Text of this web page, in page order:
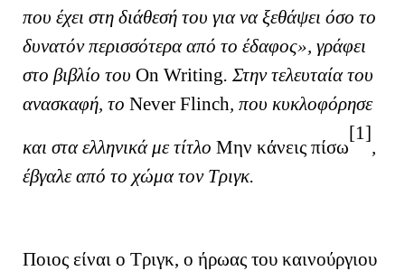
που έχει στη διάθεσή του για να ξεθάψει όσο το
δυνατόν περισσότερα από το έδαφος», γράφει
στο βιβλίο του On Writing. Στην τελευταία του
ανασκαφή, το Never Flinch, που κυκλοφόρησε
και στα ελληνικά με τίτλο Μην κάνεις πίσω
[1]
,
έβγαλε από το χώμα τον Τριγκ.
Ποιος είναι ο Τριγκ, ο ήρωας του καινούργιου